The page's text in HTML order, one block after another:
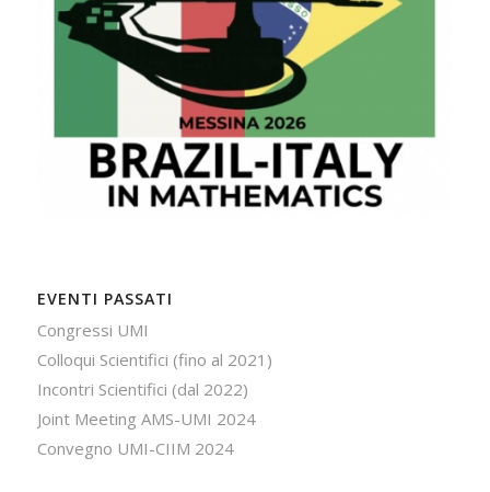
EVENTI PASSATI
Congressi UMI
Colloqui Scientifici (fino al 2021)
Incontri Scientifici (dal 2022)
Joint Meeting AMS-UMI 2024
Convegno UMI-CIIM 2024